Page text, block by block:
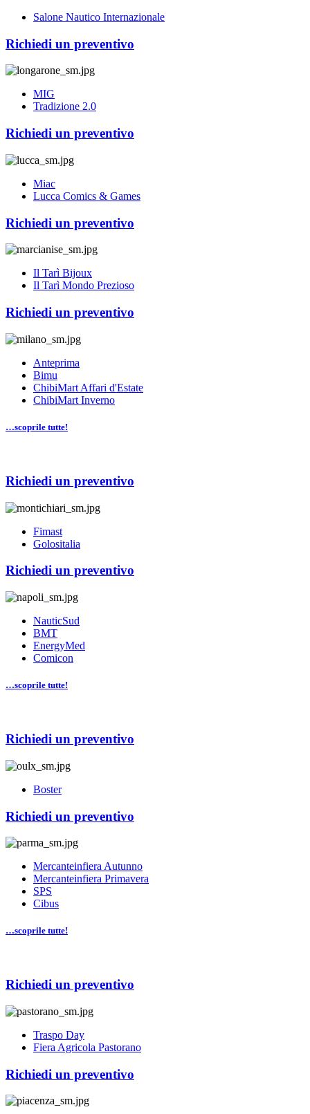
Salone Nautico Internazionale
Richiedi un preventivo
MIG
Tradizione 2.0
Richiedi un preventivo
Miac
Lucca Comics & Games
Richiedi un preventivo
Il Tarì Bijoux
Il Tarì Mondo Prezioso
Richiedi un preventivo
Anteprima
Bimu
ChibiMart Affari d'Estate
ChibiMart Inverno
…scoprile tutte!
Richiedi un preventivo
Fimast
Golositalia
Richiedi un preventivo
NauticSud
BMT
EnergyMed
Comicon
…scoprile tutte!
Richiedi un preventivo
Boster
Richiedi un preventivo
Mercanteinfiera Autunno
Mercanteinfiera Primavera
SPS
Cibus
…scoprile tutte!
Richiedi un preventivo
Traspo Day
Fiera Agricola Pastorano
Richiedi un preventivo